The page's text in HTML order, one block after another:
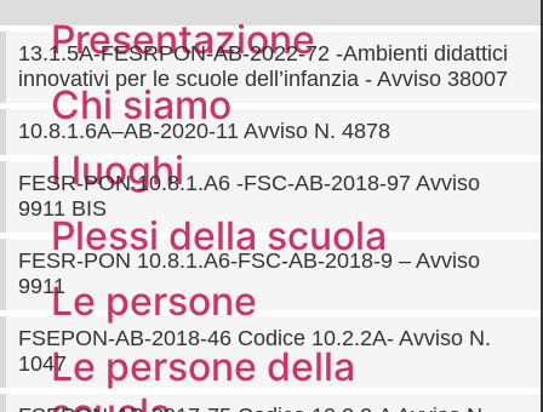
Presentazione
Chi siamo
I luoghi
Plessi della scuola
Le persone
Le persone della
13.1.5A-FESRPON-AB-2022-72 -Ambienti didattici
innovativi per le scuole dell’infanzia - Avviso 38007
10.8.1.6A–AB-2020-11 Avviso N. 4878
FESR-PON 10.8.1.A6 -FSC-AB-2018-97 Avviso
9911 BIS
FESR-PON 10.8.1.A6-FSC-AB-2018-9 – Avviso
9911
FSEPON-AB-2018-46 Codice 10.2.2A- Avviso N.
1047